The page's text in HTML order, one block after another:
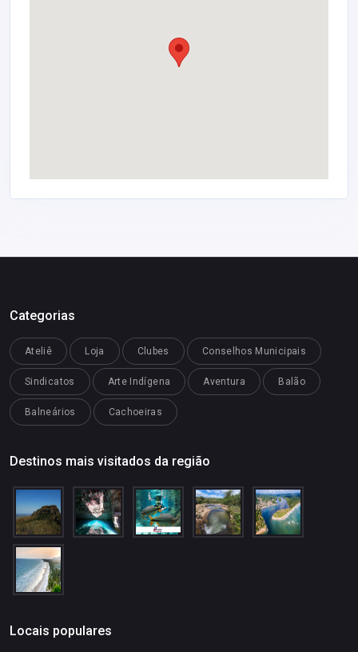
Categorias
Ateliê Loja Clubes Conselhos Municipais
Sindicatos Arte Indígena Aventura Balão
Balneários Cachoeiras
Destinos mais visitados da região
Locais populares